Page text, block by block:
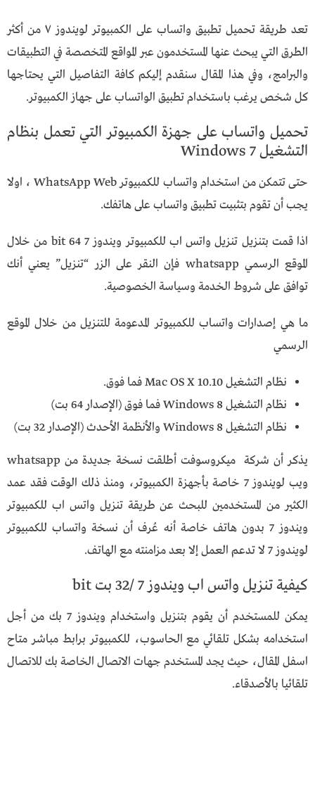
تعد طريقة تحميل تطبيق واتساب على الكمبيوتر لويندوز ٧ من أكثر
الطرق التي يبحث عنها المستخدمون عبر المواقع المتخصصة في التطبيقات
والبرامج، وفي هذا المقال سنقدم إليكم كافة التفاصيل التي يحتاجها
كل شخص يرغب باستخدام تطبيق الواتساب على جهاز الكمبيوتر.
تحميل واتساب على جهزة الكمبيوتر التي تعمل بنظام
التشغيل 7 Windows
حتى تتمكن من استخدام واتساب للكمبيوتر WhatsApp Web ، اولا
يجب أن تقوم بتثبيت تطبيق واتساب على هاتفك.
اذا قمت بتنزيل تنزيل واتس اب للكمبيوتر ويندوز 7 64 bit من خلال
الموقع الرسمي whatsapp فإن النقر على الزر “تنزيل” يعني أنك
توافق على شروط الخدمة وسياسة الخصوصية.
ما هي إصدارات واتساب للكمبيوتر المدعومة للتنزيل من خلال الموقع
الرسمي
نظام التشغيل Mac OS X 10.10 فما فوق.
نظام التشغيل Windows 8 فما فوق (الإصدار 64 بت)
نظام التشغيل Windows 8 والأنظمة الأحدث (الإصدار 32 بت)
يذكر أن شركة ميكروسوفت أطلقت نسخة جديدة من whatsapp
ويب لويندوز 7 خاصة بأجهزة الكمبيوتر، ومنذ ذلك الوقت فقد عمد
الكثير من المستخدمين للبحث عن طريقة تنزيل واتس اب للكمبيوتر
ويندوز 7 بدون هاتف خاصة أنه عُرف أن نسخة واتساب للكمبيوتر
لويندوز 7 لا تدعم العمل إلا بعد مزامنته مع الهاتف.
كيفية تنزيل واتس اب ويندوز 7 /32 بت bit
يمكن للمستخدم أن يقوم بتنزيل واستخدام ويندوز 7 بك من أجل
استخدامه بشكل تلقائي مع الحاسوب، للكمبيوتر برابط مباشر متاح
اسفل المقال، حيث يجد المستخدم جهات الاتصال الخاصة بك للاتصال
تلقائيا بالأصدقاء.